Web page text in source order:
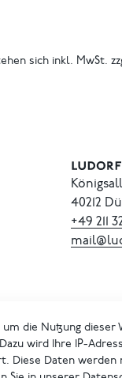
sich inkl. MwSt.
40212
+49 211
die Nutzung
wird Ihre IP-
Diese Daten